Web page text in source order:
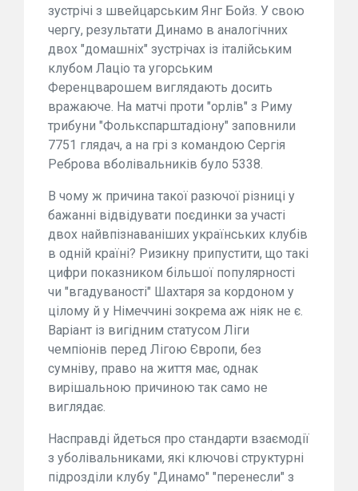
зустрічі з швейцарським Янг Бойз. У свою
чергу, результати Динамо в аналогічних
двох "домашніх" зустрічах із італійським
клубом Лаціо та угорським
Ференцварошем виглядають досить
вражаюче. На матчі проти "орлів" з Риму
трибуни "Фолькспарштадіону" заповнили
7751 глядач, а на грі з командою Сергія
Реброва вболівальників було 5338.
В чому ж причина такої разючої різниці у
бажанні відвідувати поєдинки за участі
двох найвпізнаваніших українських клубів
в одній країні? Ризикну припустити, що такі
цифри показником більшої популярності
чи "вгадуваності" Шахтаря за кордоном у
цілому й у Німеччині зокрема аж ніяк не є.
Варіант із вигідним статусом Ліги
чемпіонів перед Лігою Європи, без
сумніву, право на життя має, однак
вирішальною причиною так само не
виглядає.
Насправді йдеться про стандарти взаємодії
з уболівальниками, які ключові структурні
підрозділи клубу "Динамо" "перенесли" з